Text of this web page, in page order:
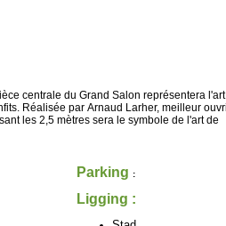
centrale du Grand Salon représentera
Réalisée par Arnaud Larher, meilleur
les 2,5 mètres sera le symbole de l'art de
Parking :
Ligging :